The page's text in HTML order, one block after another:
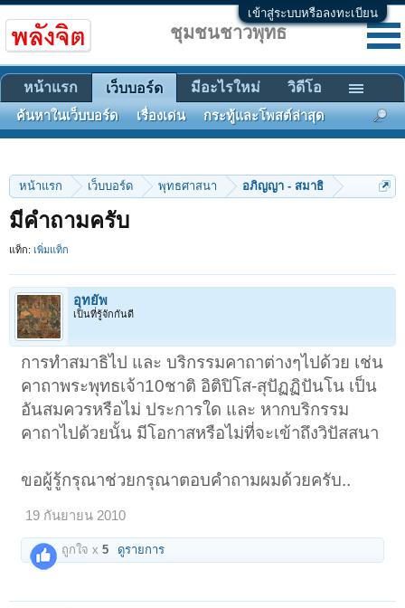
เข้าสู่ระบบหรือลงทะเบียน
หน้าแรก เว็บบอร์ด พุทธศาสนา อภิญญา - สมาธิ
มีคำถามครับ
แท็ก: เพิ่มแท็ก
อุทยัพ
เป็นที่รู้จักกันดี
การทำสมาธิไป และ บริกรรมคาถาต่างๆไปด้วย เช่น
คาถาพระพุทธเจ้า10ชาติ อิติปิโส-สุปัฏฏิปันโน เป็น
อันสมควรหรือไม่ ประการใด และ หากบริกรรม
คาถาไปด้วยนั้น มีโอกาสหรือไม่ที่จะเข้าถึงวิปัสสนา
ขอผู้รู้กรุณาช่วยกรุณาตอบคำถามผมด้วยครับ..
19 กันยายน 2010
ถูกใจ x5 ดูรายการ
ชุมชนชาวพุทธ
หน้าแรก เว็บบอร์ด
ค้นหาในเว็บบอร์ด เรื่องเด่น กระทู้และโพสต์ล่าสุด
มีอะไรใหม่ วิดีโอ